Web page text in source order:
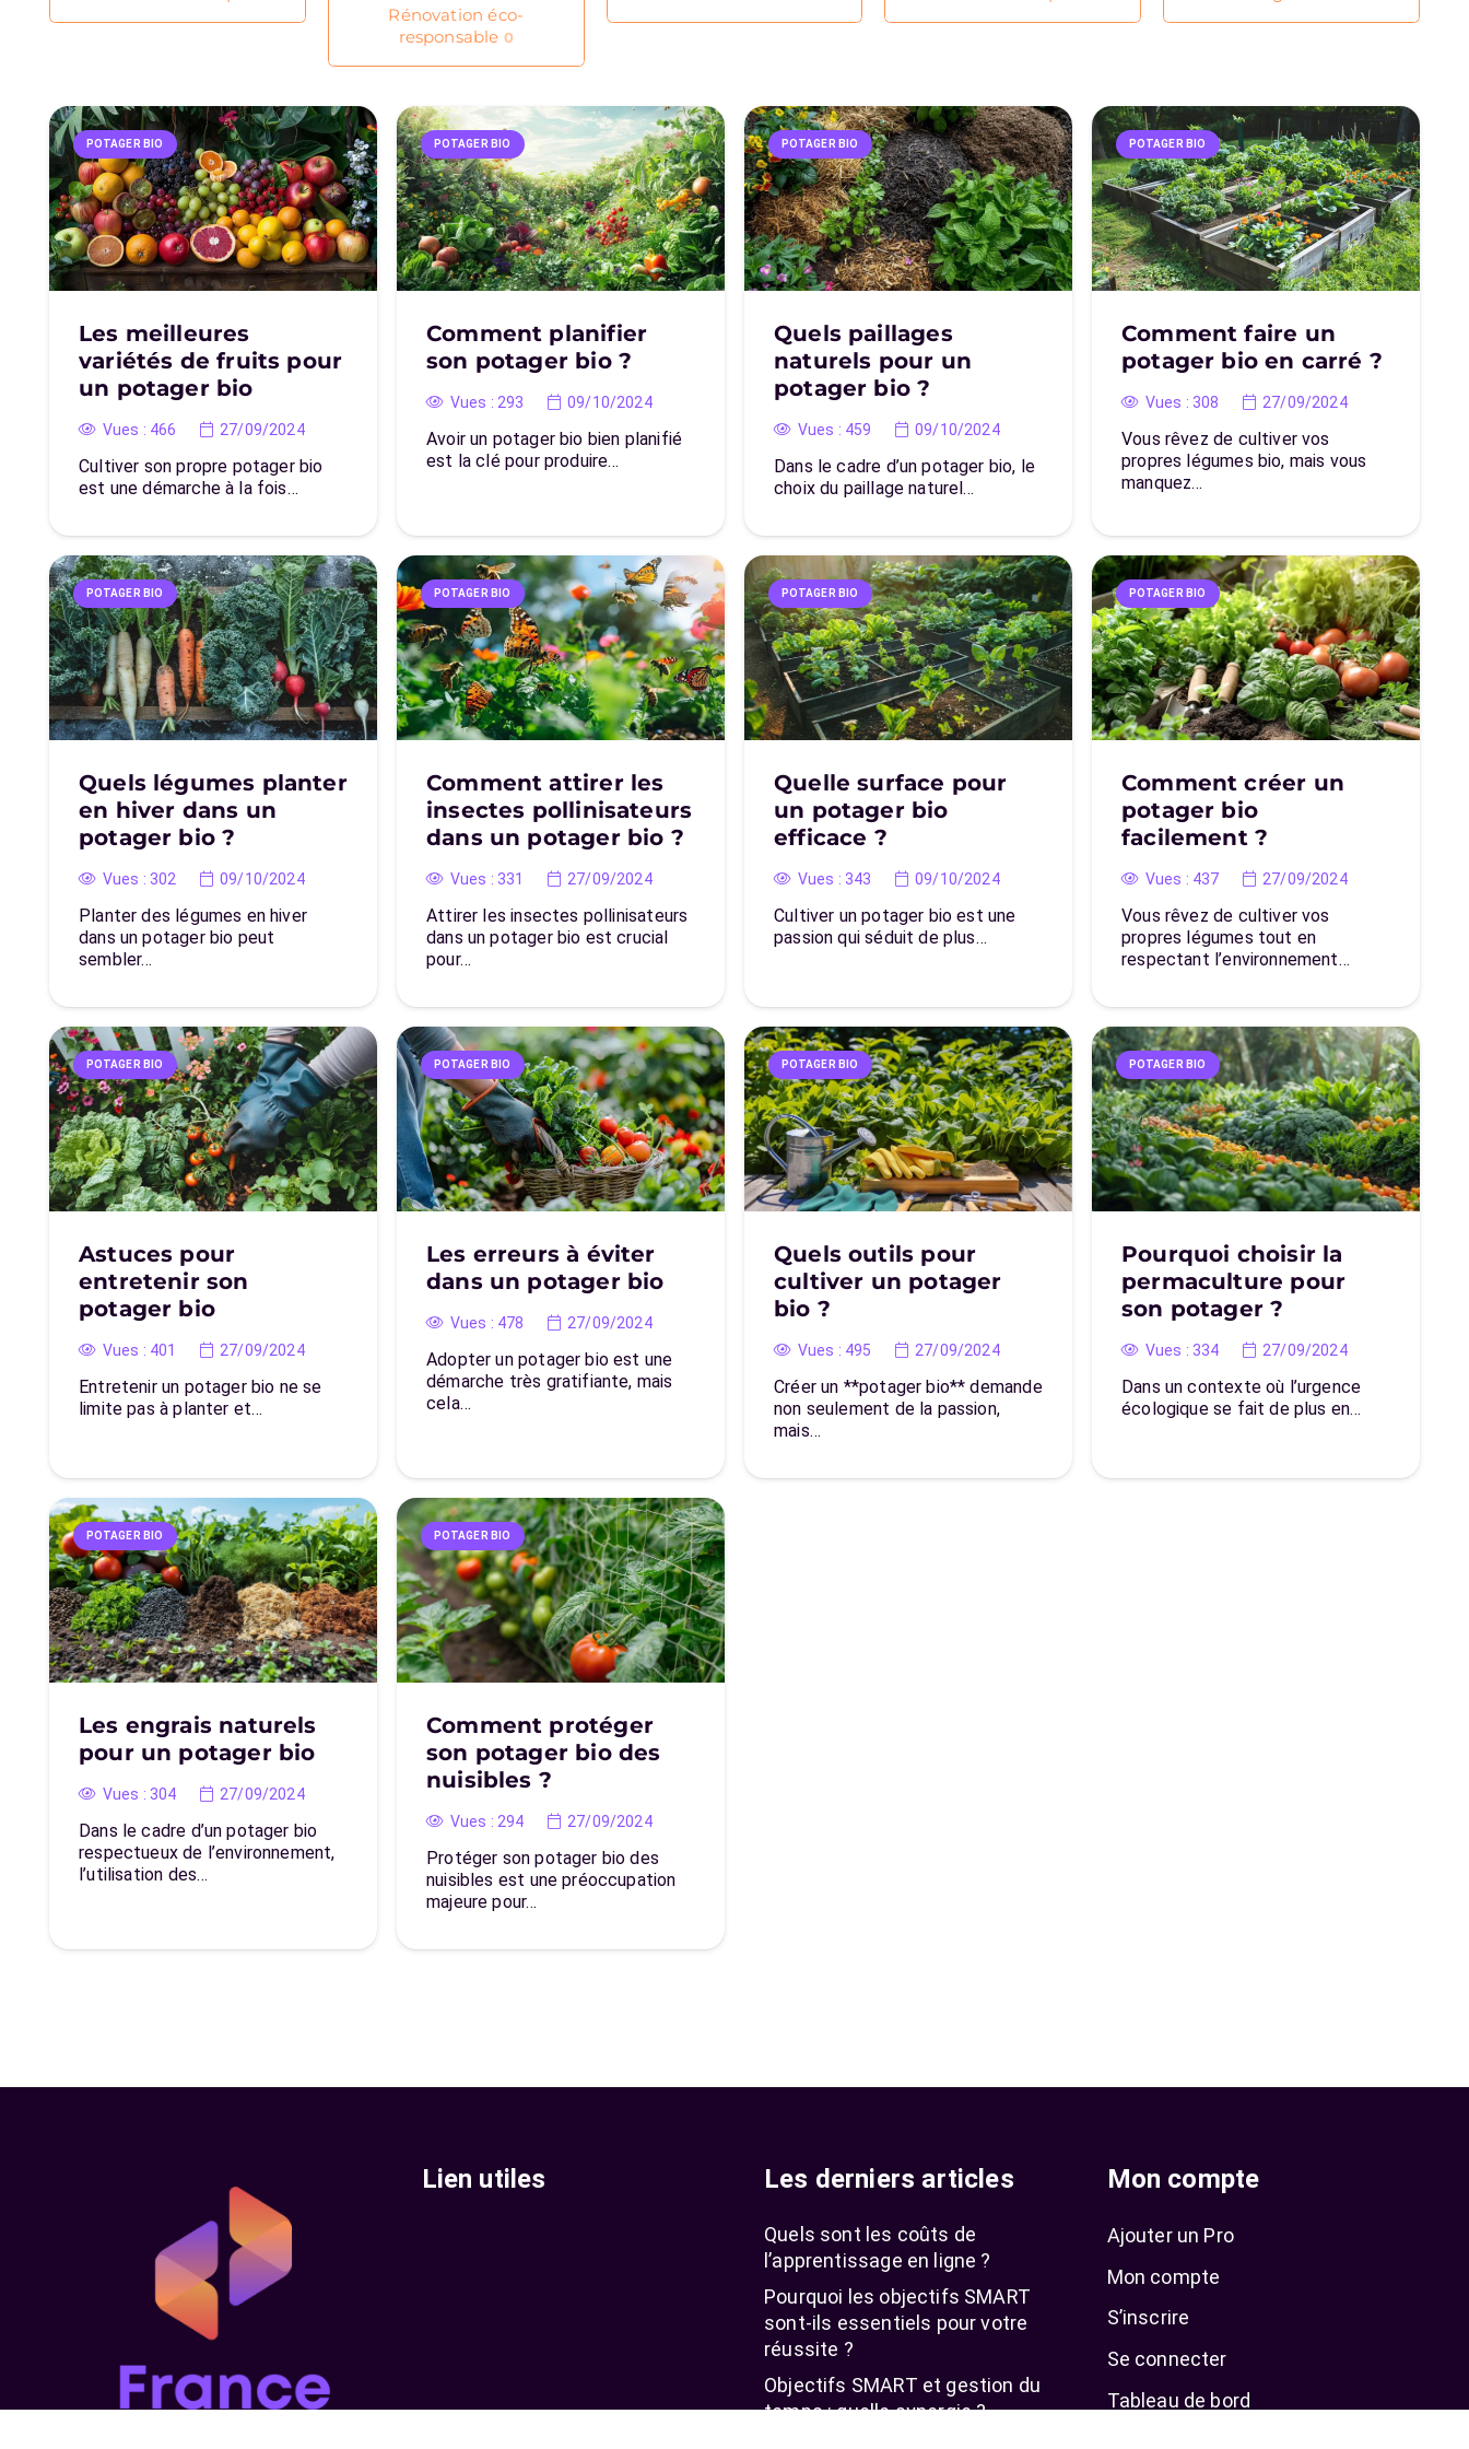
Rénovation éco-
responsable 0
POTAGER BIO
Les meilleures
variétés de fruits pour
un potager bio
Vues : 466 27/09/2024
Cultiver son propre potager bio
est une démarche à la fois…
POTAGER BIO
Comment planifier
son potager bio ?
Vues : 293 09/10/2024
Avoir un potager bio bien planifié
est la clé pour produire…
POTAGER BIO
Quels paillages
naturels pour un
potager bio ?
Vues : 459 09/10/2024
Dans le cadre d’un potager bio, le
choix du paillage naturel…
POTAGER BIO
Comment faire un
potager bio en carré ?
Vues : 308 27/09/2024
Vous rêvez de cultiver vos
propres légumes bio, mais vous
manquez…
POTAGER BIO
Quels légumes planter
en hiver dans un
potager bio ?
Vues : 302 09/10/2024
Planter des légumes en hiver
dans un potager bio peut
sembler…
POTAGER BIO
Comment attirer les
insectes pollinisateurs
dans un potager bio ?
Vues : 331 27/09/2024
Attirer les insectes pollinisateurs
dans un potager bio est crucial
pour…
POTAGER BIO
Quelle surface pour
un potager bio
efficace ?
Vues : 343 09/10/2024
Cultiver un potager bio est une
passion qui séduit de plus…
POTAGER BIO
Comment créer un
potager bio
facilement ?
Vues : 437 27/09/2024
Vous rêvez de cultiver vos
propres légumes tout en
respectant l’environnement…
POTAGER BIO
Astuces pour
entretenir son
potager bio
Vues : 401 27/09/2024
Entretenir un potager bio ne se
limite pas à planter et…
POTAGER BIO
Les erreurs à éviter
dans un potager bio
Vues : 478 27/09/2024
Adopter un potager bio est une
démarche très gratifiante, mais
cela…
POTAGER BIO
Quels outils pour
cultiver un potager
bio ?
Vues : 495 27/09/2024
Créer un **potager bio** demande
non seulement de la passion,
mais…
POTAGER BIO
Pourquoi choisir la
permaculture pour
son potager ?
Vues : 334 27/09/2024
Dans un contexte où l’urgence
écologique se fait de plus en…
POTAGER BIO
Les engrais naturels
pour un potager bio
Vues : 304 27/09/2024
Dans le cadre d’un potager bio
respectueux de l’environnement,
l’utilisation des…
POTAGER BIO
Comment protéger
son potager bio des
nuisibles ?
Vues : 294 27/09/2024
Protéger son potager bio des
nuisibles est une préoccupation
majeure pour…
Lien utiles Les derniers articles
Quels sont les coûts de
l’apprentissage en ligne ?
Pourquoi les objectifs SMART
sont-ils essentiels pour votre
réussite ?
Objectifs SMART et gestion du
temps : quelle synergie ?
Mon compte
Ajouter un Pro
Mon compte
S’inscrire
Se connecter
Tableau de bord